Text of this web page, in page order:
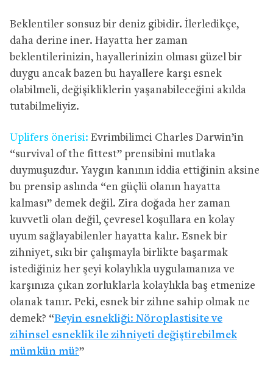
Beklentiler sonsuz bir deniz gibidir. İlerledikçe,
daha derine iner. Hayatta her zaman
beklentilerinizin, hayallerinizin olması güzel bir
duygu ancak bazen bu hayallere karşı esnek
olabilmeli, değişikliklerin yaşanabileceğini akılda
tutabilmeliyiz.
Uplifers önerisi: Evrimbilimci Charles Darwin’in
“survival of the fittest” prensibini mutlaka
duymuşuzdur. Yaygın kanının iddia ettiğinin aksine
bu prensip aslında “en güçlü olanın hayatta
kalması” demek değil. Zira doğada her zaman
kuvvetli olan değil, çevresel koşullara en kolay
uyum sağlayabilenler hayatta kalır. Esnek bir
zihniyet, sıkı bir çalışmayla birlikte başarmak
istediğiniz her şeyi kolaylıkla uygulamanıza ve
karşınıza çıkan zorluklarla kolaylıkla baş etmenize
olanak tanır. Peki, esnek bir zihne sahip olmak ne
demek? “Beyin esnekliği: Nöroplastisite ve
zihinsel esneklik ile zihniyeti değiştirebilmek
mümkün mü?”